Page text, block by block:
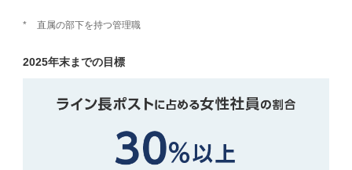
* 直属の部下を持つ管理職
2025年末までの目標